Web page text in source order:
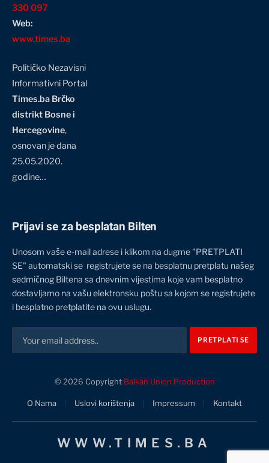
330 097
Web:
www.times.ba
Političko Nezavisni
Informativni Portal
Times.ba Brčko
distrikt Bosne i
Hercegovine,
osnovan je dana
25.05.2020.
godine…
Prijavi se za besplatan Bilten
Unosom vaše e-mail adrese i klikom na dugme "PRETPLATI
SE" automatski se registrujete se na besplatnu pretplatu našeg
sedmičnog Biltena sa dnevnim vijestima koje vam besplatno
dostavljamo na vašu elektronsku poštu sa kojom se registrujete
i besplatno pretplatite na ovu uslugu.
© 2026 Copyright Balkan Union Production
O Nama Uslovi korištenja Impressum Kontakt
WWW.TIMES.BA